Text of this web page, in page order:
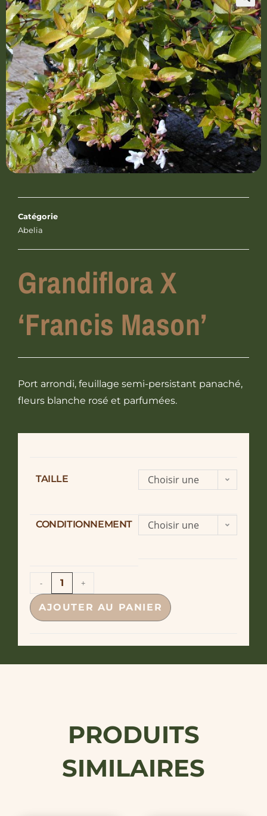
Catégorie
Abelia
Grandiflora X
‘Francis Mason’
Port arrondi, feuillage semi-persistant panaché,
fleurs blanche rosé et parfumées.
TAILLE
Choisir une
CONDITIONNEMENT
Choisir une
- +
AJOUTER AU PANIER
PRODUITS
SIMILAIRES